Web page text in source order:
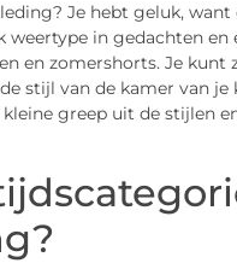
Je hebt geluk,
in gedachten en
en zomershorts. Je
stijl van de kamer van
greep uit de stijlen